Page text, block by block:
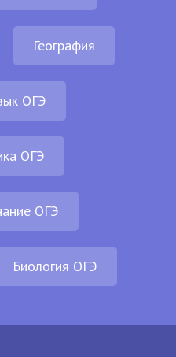
География
ОГЭ
ОГЭ
ОГЭ
Биология ОГЭ